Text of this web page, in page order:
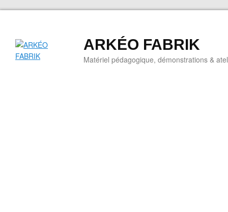
ARKÉO FABRIK
Matériel pédagogique, démonstrations &